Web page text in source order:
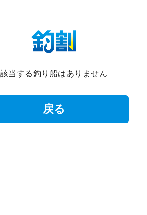
該当する釣り船はありません
戻る